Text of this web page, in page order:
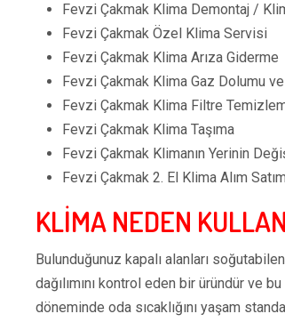
Fevzi Çakmak Klima Demontaj /
Fevzi Çakmak Özel Klima Servisi
Fevzi Çakmak Klima Arıza Giderme
Fevzi Çakmak Klima Gaz Dolumu
Fevzi Çakmak Klima Filtre
Fevzi Çakmak Klima Taşıma
Fevzi Çakmak Klimanın Yerinin
Fevzi Çakmak 2. El Klima Alım Satım
KLİMA NEDEN
Bulunduğunuz kapalı alanları
dağılımını kontrol eden bir üründür ve
döneminde oda sıcaklığını yaşam